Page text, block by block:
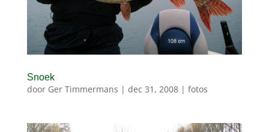
Snoek
door Ger Timmermans | dec 31, 2008| fotos